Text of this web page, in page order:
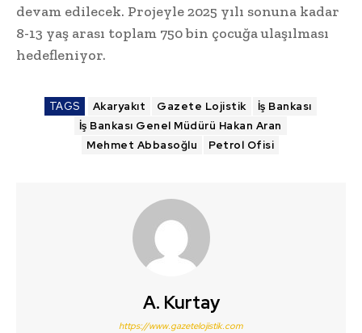
devam edilecek. Projeyle 2025 yılı sonuna kadar
8-13 yaş arası toplam 750 bin çocuğa ulaşılması
hedefleniyor.
TAGS Akaryakıt Gazete Lojistik
İş Bankası
İş Bankası Genel Müdürü Hakan Aran
Mehmet Abbasoğlu
Petrol Ofisi
A. Kurtay
https://www.gazetelojistik.com